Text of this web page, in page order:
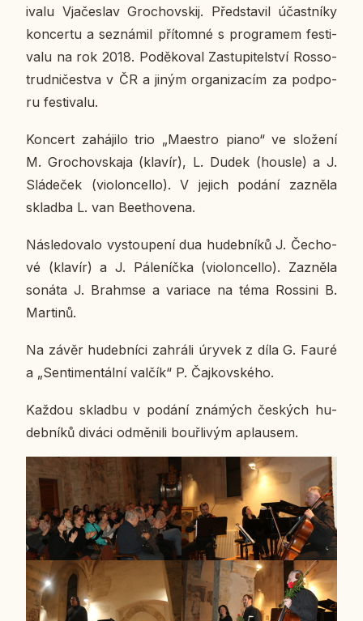
i­va­lu Vja­česlav Gro­chov­skij. Před­sta­vil účast­ní­ky
kon­cer­tu a se­zná­mil pří­tom­né s pro­gra­mem fes­ti­
va­lu na rok 2018. Po­dě­ko­val Za­stu­pi­tel­ství Ros­so­
trud­ni­čestva v ČR a jiným or­ga­ni­za­cím za pod­po­
ru fes­ti­va­lu.
Kon­cert za­há­ji­lo trio „Ma­estro piano“ ve slo­že­ní
M. Gro­chov­s­ka­ja (klavír), L. Dudek (housle) a J.
Slá­de­ček (vi­o­lon­cello). V jejich podání za­zně­la
sklad­ba L. van Beetho­ve­na.
Ná­sle­do­va­lo vy­stou­pe­ní dua hu­deb­ní­ků J. Če­cho­
vé (klavír) a J. Pá­le­níč­ka (vi­o­lon­cello). Za­zně­la
sonáta J. Brahm­se a va­ri­a­ce na téma Ros­si­ni B.
Mar­ti­nů.
Na závěr hu­deb­ní­ci za­hrá­li úryvek z díla G. Fauré
a „Sen­ti­men­tál­ní valčík“ P. Čaj­kov­ské­ho.
Každou sklad­bu v podání zná­mých čes­kých hu­
deb­ní­ků diváci od­mě­ni­li bouř­li­vým aplau­sem.